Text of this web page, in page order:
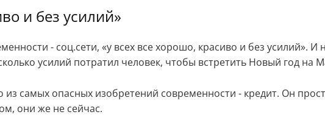
и без усилий»
- соц.сети, «у всех все хорошо, красиво и без усилий».
усилий потратил человек, чтобы встретить Новый год на
самых опасных изобретений современности - кредит. Он
они же не сейчас.